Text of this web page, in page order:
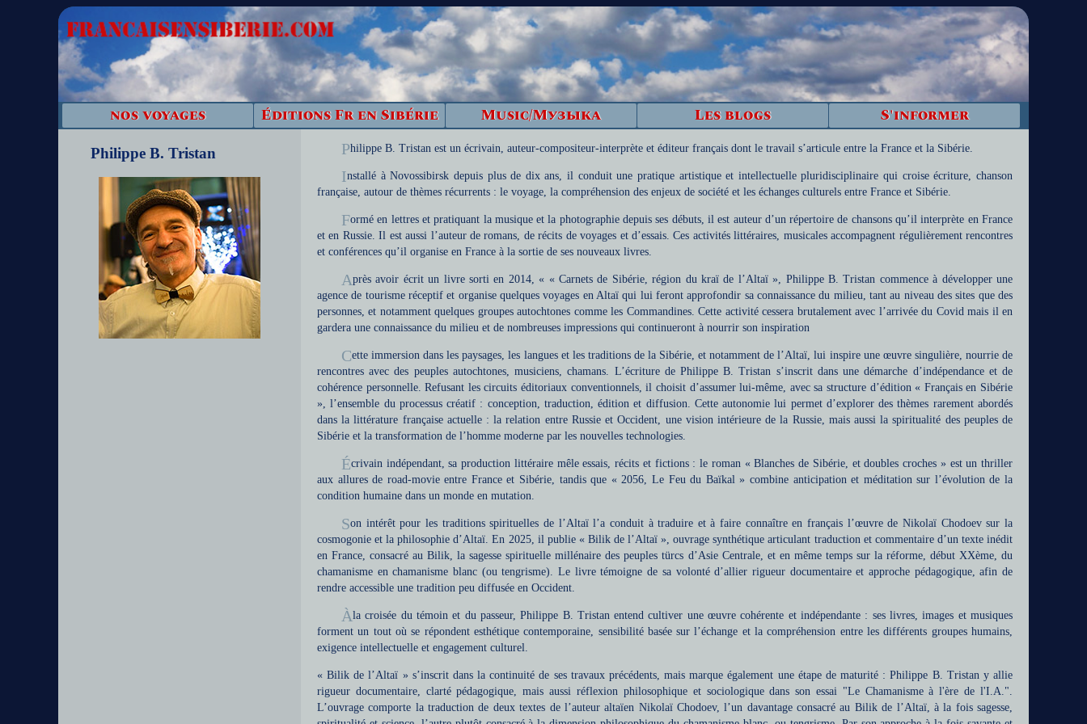
nos voyages Éditions Fr en Sibérie Music/Музыка Les blogs S'informer
Philippe B. Tristan Philippe B. Tristan est un écrivain, auteur-compositeur-interprète et éditeur français dont le travail s’articule entre la France et la Sibérie.
Installé à Novossibirsk depuis plus de dix ans, il conduit une pratique artistique et intellectuelle pluridisciplinaire qui croise écriture, chanson
française, autour de thèmes récurrents : le voyage, la compréhension des enjeux de société et les échanges culturels entre France et Sibérie.
Formé en lettres et pratiquant la musique et la photographie depuis ses débuts, il est auteur d’un répertoire de chansons qu’il interprète en France
et en Russie. Il est aussi l’auteur de romans, de récits de voyages et d’essais. Ces activités littéraires, musicales accompagnent régulièrement rencontres
et conférences qu’il organise en France à la sortie de ses nouveaux livres.
Après avoir écrit un livre sorti en 2014, « « Carnets de Sibérie, région du kraï de l’Altaï », Philippe B. Tristan commence à développer une
agence de tourisme réceptif et organise quelques voyages en Altaï qui lui feront approfondir sa connaissance du milieu, tant au niveau des sites que des
personnes, et notamment quelques groupes autochtones comme les Commandines. Cette activité cessera brutalement avec l’arrivée du Covid mais il en
gardera une connaissance du milieu et de nombreuses impressions qui continueront à nourrir son inspiration
Cette immersion dans les paysages, les langues et les traditions de la Sibérie, et notamment de l’Altaï, lui inspire une œuvre singulière, nourrie de
rencontres avec des peuples autochtones, musiciens, chamans. L’écriture de Philippe B. Tristan s’inscrit dans une démarche d’indépendance et de
cohérence personnelle. Refusant les circuits éditoriaux conventionnels, il choisit d’assumer lui-même, avec sa structure d’édition « Français en Sibérie
», l’ensemble du processus créatif : conception, traduction, édition et diffusion. Cette autonomie lui permet d’explorer des thèmes rarement abordés
dans la littérature française actuelle : la relation entre Russie et Occident, une vision intérieure de la Russie, mais aussi la spiritualité des peuples de
Sibérie et la transformation de l’homme moderne par les nouvelles technologies.
Écrivain indépendant, sa production littéraire mêle essais, récits et fictions : le roman « Blanches de Sibérie, et doubles croches » est un thriller
aux allures de road-movie entre France et Sibérie, tandis que « 2056, Le Feu du Baïkal » combine anticipation et méditation sur l’évolution de la
condition humaine dans un monde en mutation.
Son intérêt pour les traditions spirituelles de l’Altaï l’a conduit à traduire et à faire connaître en français l’œuvre de Nikolaï Chodoev sur la
cosmogonie et la philosophie d’Altaï. En 2025, il publie « Bilik de l’Altaï », ouvrage synthétique articulant traduction et commentaire d’un texte inédit
en France, consacré au Bilik, la sagesse spirituelle millénaire des peuples türcs d’Asie Centrale, et en même temps sur la réforme, début XXème, du
chamanisme en chamanisme blanc (ou tengrisme). Le livre témoigne de sa volonté d’allier rigueur documentaire et approche pédagogique, afin de
rendre accessible une tradition peu diffusée en Occident.
Àla croisée du témoin et du passeur, Philippe B. Tristan entend cultiver une œuvre cohérente et indépendante : ses livres, images et musiques
forment un tout où se répondent esthétique contemporaine, sensibilité basée sur l’échange et la compréhension entre les différents groupes humains,
exigence intellectuelle et engagement culturel.
« Bilik de l’Altaï » s’inscrit dans la continuité de ses travaux précédents, mais marque également une étape de maturité : Philippe B. Tristan y allie
rigueur documentaire, clarté pédagogique, mais aussi réflexion philosophique et sociologique dans son essai "Le Chamanisme à l'ère de l'I.A.".
L’ouvrage comporte la traduction de deux textes de l’auteur altaïen Nikolaï Chodoev, l’un davantage consacré au Bilik de l’Altaï, à la fois sagesse,